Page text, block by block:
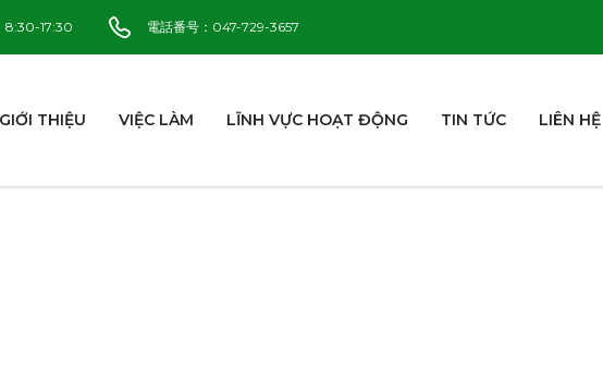
8:30-17:30 電話番号：047-729-3657
GIỚI THIỆU VIỆC LÀM LĨNH VỰC HOẠT ĐỘNG TIN TỨC LIÊN HỆ